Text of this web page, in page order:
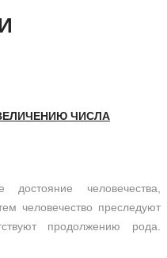
ЧИСЛА
человечества,
человечество преследуют
продолжению рода.